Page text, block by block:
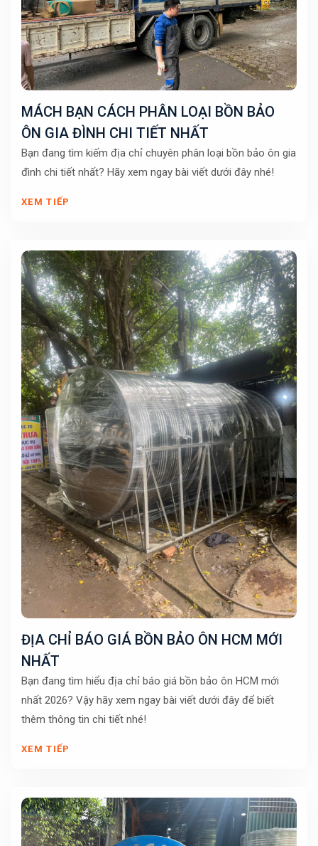
MÁCH BẠN CÁCH PHÂN LOẠI BỒN BẢO
ÔN GIA ĐÌNH CHI TIẾT NHẤT
Bạn đang tìm kiếm địa chỉ chuyên phân loại bồn bảo ôn gia
đình chi tiết nhất? Hãy xem ngay bài viết dưới đây nhé!
XEM TIẾP
ĐỊA CHỈ BÁO GIÁ BỒN BẢO ÔN HCM MỚI
NHẤT
Bạn đang tìm hiểu địa chỉ báo giá bồn bảo ôn HCM mới
nhất 2026? Vậy hãy xem ngay bài viết dưới đây để biết
thêm thông tin chi tiết nhé!
XEM TIẾP